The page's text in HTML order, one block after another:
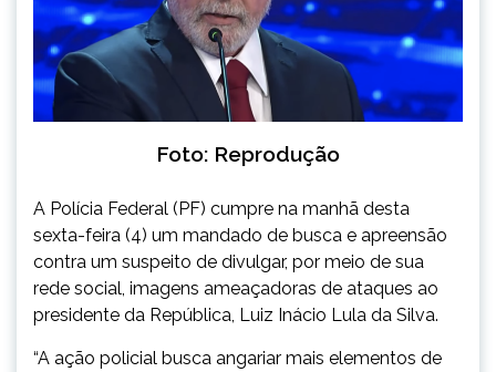
Foto: Reprodução
A Polícia Federal (PF) cumpre na manhã desta
sexta-feira (4) um mandado de busca e apreensão
contra um suspeito de divulgar, por meio de sua
rede social, imagens ameaçadoras de ataques ao
presidente da República, Luiz Inácio Lula da Silva.
“A ação policial busca angariar mais elementos de